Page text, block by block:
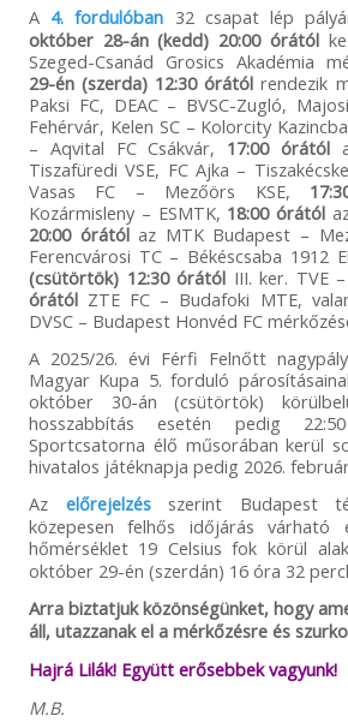
A 4. fordulóban 32 csapat lép
október 28-án (kedd) 20:00 órától
Szeged-Csanád Grosics Akadémia
29-én (szerda) 12:30 órától rendezik
Paksi FC, DEAC – BVSC-Zugló,
Fehérvár, Kelen SC – Kolorcity
– Aqvital FC Csákvár, 17:00 órátóla
Tiszafüredi VSE, FC Ajka –
Vasas FC – Mezőörs KSE,
Kozármisleny – ESMTK, 18:00 órától
20:00 órátólaz MTK Budapest –
Ferencvárosi TC – Békéscsaba 1912
(csütörtök) 12:30 órától III. ker. TVE
órátólZTE FC – Budafoki MTE,
DVSC – Budapest Honvéd FC
A 2025/26. évi Férfi Felnőtt
Magyar Kupa 5. forduló
október 30-án (csütörtök)
hosszabbítás esetén pedig
Sportcsatorna élő műsorában kerül
hivatalos játéknapja pedig 2026.
Az előrejelzésszerint Budapest
közepesen felhős időjárás várható
hőmérséklet 19 Celsius fok körül
október 29-én (szerdán) 16 óra 32
Arra biztatjuk közönségünket, hogy
áll, utazzanak el a mérkőzésre és
Hajrá Lilák! Együtt erősebbek vagyunk!
M.B.